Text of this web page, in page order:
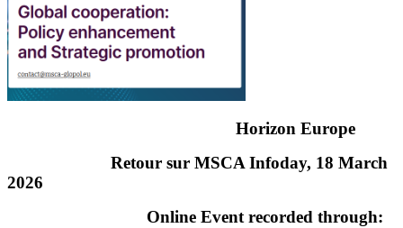
Horizon Europe
Retour sur MSCA Infoday, 18 March
2026
Online Event recorded through: